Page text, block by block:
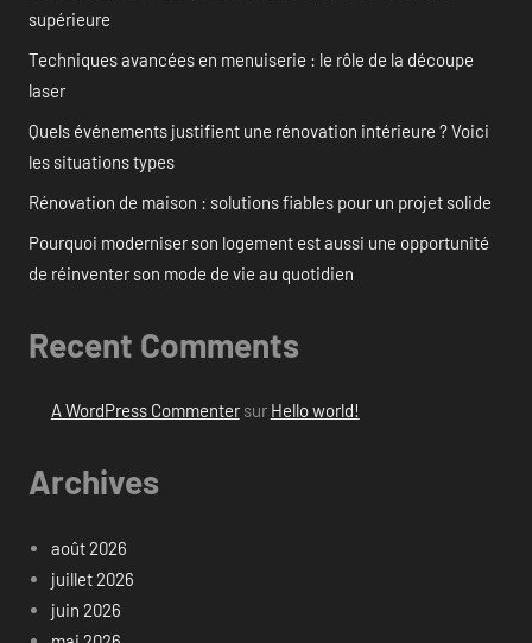
supérieure
Techniques avancées en menuiserie : le rôle de la découpe
laser
Quels événements justifient une rénovation intérieure ? Voici
les situations types
Rénovation de maison : solutions fiables pour un projet solide
Pourquoi moderniser son logement est aussi une opportunité
de réinventer son mode de vie au quotidien
Recent Comments
A WordPress Commentersur Hello world!
Archives
août 2026
juillet 2026
juin 2026